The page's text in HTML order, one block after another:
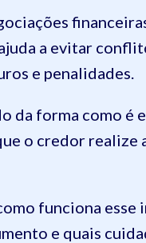
a evitar
e penalidades.
da forma como
o credor realize
funciona
e quais